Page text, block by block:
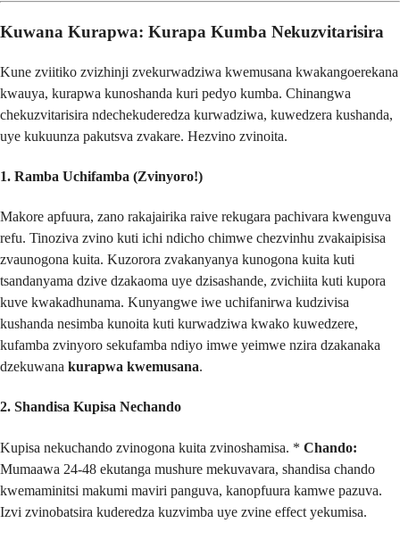
Kuwana Kurapwa: Kurapa Kumba Nekuzvitarisira
Kune zviitiko zvizhinji zvekurwadziwa kwemusana kwakangoerekana
kwauya, kurapwa kunoshanda kuri pedyo kumba. Chinangwa
chekuzvitarisira ndechekuderedza kurwadziwa, kuwedzera kushanda,
uye kukuunza pakutsva zvakare. Hezvino zvinoita.
1. Ramba Uchifamba (Zvinyoro!)
Makore apfuura, zano rakajairika raive rekugara pachivara kwenguva
refu. Tinoziva zvino kuti ichi ndicho chimwe chezvinhu zvakaipisisa
zvaunogona kuita. Kuzorora zvakanyanya kunogona kuita kuti
tsandanyama dzive dzakaoma uye dzisashande, zvichiita kuti kupora
kuve kwakadhunama. Kunyangwe iwe uchifanirwa kudzivisa
kushanda nesimba kunoita kuti kurwadziwa kwako kuwedzere,
kufamba zvinyoro sekufamba ndiyo imwe yeimwe nzira dzakanaka
dzekuwana kurapwa kwemusana.
2. Shandisa Kupisa Nechando
Kupisa nekuchando zvinogona kuita zvinoshamisa. * Chando:
Mumaawa 24-48 ekutanga mushure mekuvavara, shandisa chando
kwemaminitsi makumi maviri panguva, kanopfuura kamwe pazuva.
Izvi zvinobatsira kuderedza kuzvimba uye zvine effect yekumisa.